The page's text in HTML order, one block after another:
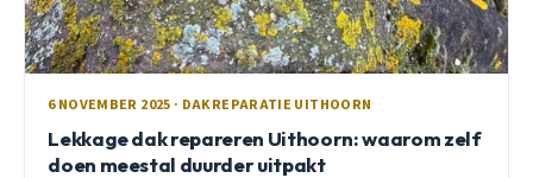
6 NOVEMBER 2025 · DAKREPARATIE UITHOORN
Lekkage dak repareren Uithoorn: waarom zelf
doen meestal duurder uitpakt